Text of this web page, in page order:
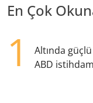
En Çok
1
Altında
ABD